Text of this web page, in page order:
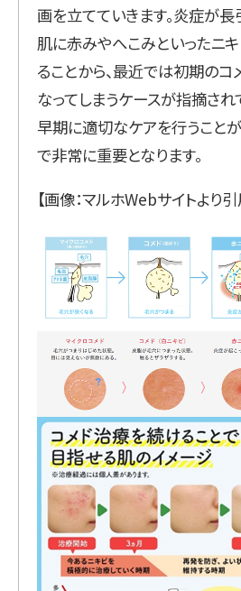
画を立てていきます。炎症が長
肌に赤みやへこみといったニ
ることから、最近では初期の
なってしまうケースが指摘され
早期に適切なケアを行うこと
で非常に重要となります。
【画像：マルホWebサイトより引